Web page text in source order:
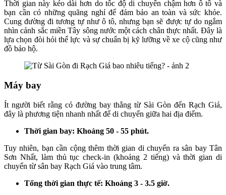
Thời gian này kéo dài hơn do tốc độ di chuyển chậm hơn ô tô và
bạn cần có những quãng nghỉ để đảm bảo an toàn và sức khỏe.
Cung đường đi tương tự như ô tô, nhưng bạn sẽ được tự do ngắm
nhìn cảnh sắc miền Tây sông nước một cách chân thực nhất. Đây là
lựa chọn đòi hỏi thể lực và sự chuẩn bị kỹ lưỡng về xe cộ cũng như
đồ bảo hộ.
Máy bay
Ít người biết rằng có đường bay thẳng từ Sài Gòn đến Rạch Giá,
đây là phương tiện nhanh nhất để di chuyển giữa hai địa điểm.
Thời gian bay: Khoảng 50 - 55 phút.
Tuy nhiên, bạn cần cộng thêm thời gian di chuyển ra sân bay Tân
Sơn Nhất, làm thủ tục check-in (khoảng 2 tiếng) và thời gian di
chuyển từ sân bay Rạch Giá vào trung tâm.
Tổng thời gian thực tế: Khoảng 3 - 3.5 giờ.